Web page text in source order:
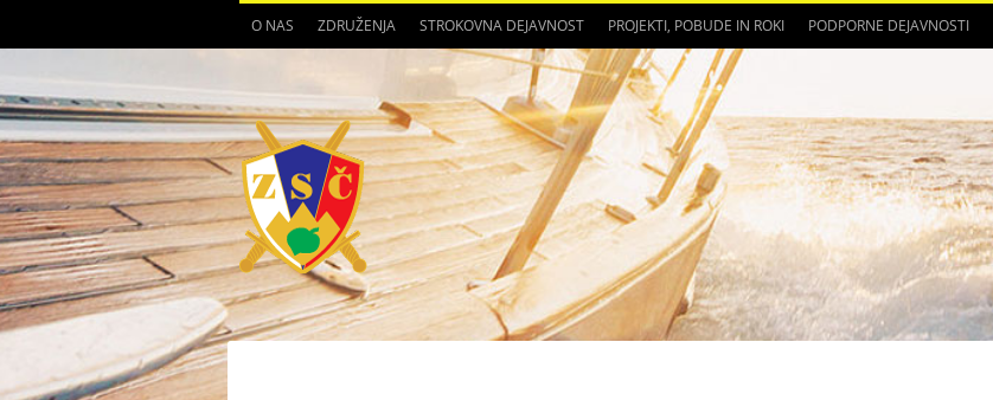
O NAS ZDRUŽENJA STROKOVNA DEJAVNOST PROJEKTI, POBUDE IN ROKI PODPORNE DEJAVNOSTI